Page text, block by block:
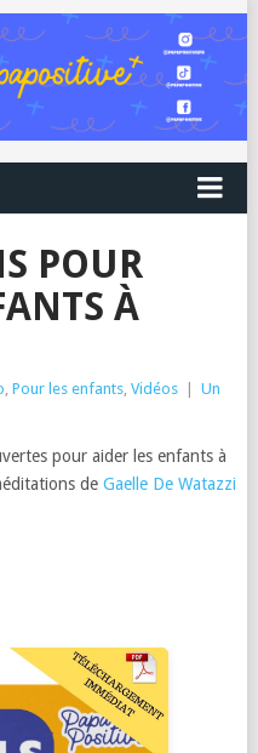
POUR
À
, Pour les enfants, Vidéos
Un
pour aider les enfants à
de Gaelle De Watazzi